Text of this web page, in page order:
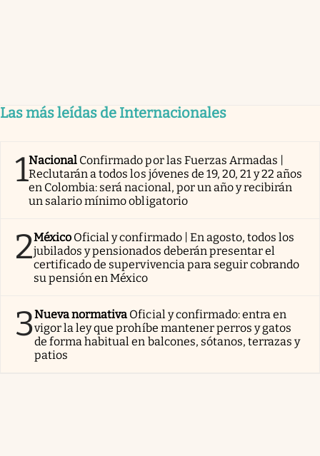
Las más leídas de Internacionales
1Nacional Confirmado por las Fuerzas Armadas |
Reclutarán a todos los jóvenes de 19, 20, 21 y 22 años
en Colombia: será nacional, por un año y recibirán
un salario mínimo obligatorio
2México Oficial y confirmado | En agosto, todos los
jubilados y pensionados deberán presentar el
certificado de supervivencia para seguir cobrando
su pensión en México
3Nueva normativa Oficial y confirmado: entra en
vigor la ley que prohíbe mantener perros y gatos
de forma habitual en balcones, sótanos, terrazas y
patios